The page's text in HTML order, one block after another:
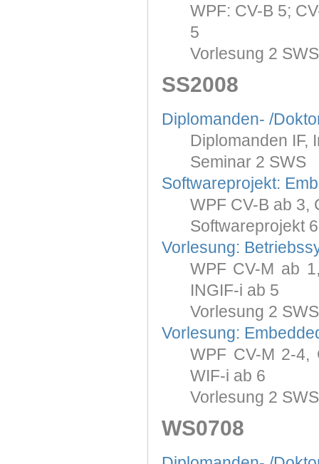
WPF: CV-B 5;
5
Vorlesung 2
SS2008
Diplomanden- /
Diplomanden IF,
Seminar 2 SWS
Softwareprojekt:
WPF CV-B ab 3,
Softwareprojekt
Vorlesung:
WPF CV-M ab
INGIF-i ab 5
Vorlesung 2
Vorlesung:
WPF CV-M 2-
WIF-i ab 6
Vorlesung 2
WS0708